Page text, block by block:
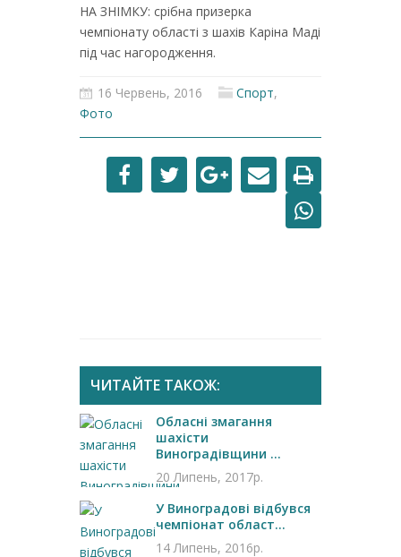
НА ЗНІМКУ: срібна призерка
чемпіонату області з шахів Каріна Маді
під час нагородження.
16 Червень, 2016 Спорт,
Фото
ЧИТАЙТЕ ТАКОЖ:
Обласні змагання
шахісти
Виноградівщини ...
20 Липень, 2017р.
У Виноградові відбувся
чемпіонат област...
14 Липень, 2016р.